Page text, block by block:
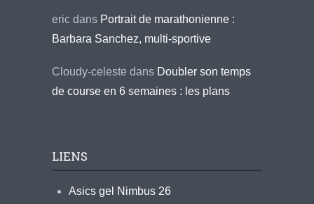
eric dans Portrait de marathonienne :
Barbara Sanchez, multi-sportive
Cloudy-celeste dans Doubler son temps
de course en 6 semaines : les plans
LIENS
Asics gel Nimbus 26